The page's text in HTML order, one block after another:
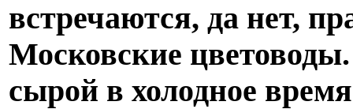
встречаются, да нет,
Московские
сырой в холодное